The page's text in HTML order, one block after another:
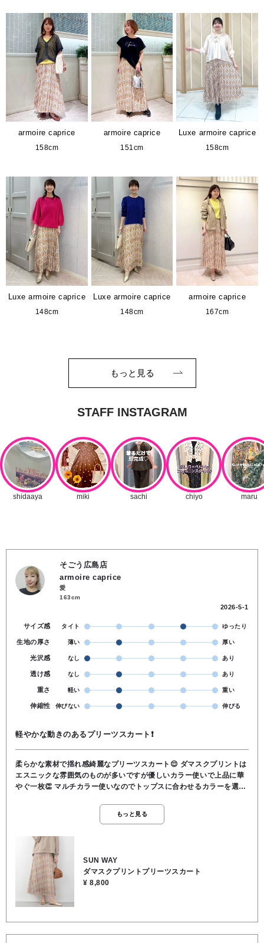
armoire caprice
158cm
armoire caprice
151cm
Luxe armoire caprice
158cm
Luxe armoire caprice
148cm
Luxe armoire caprice
148cm
armoire caprice
167cm
もっと見る
そごう広島店
armoire caprice
愛
163cm
2026-5-1
サイズ感 タイト ゆったり
生地の厚さ 薄い 厚い
光沢感 なし あり
透け感 なし あり
重さ 軽い 重い
伸縮性 伸びない 伸びる
軽やかな動きのあるプリーツスカート❗
柔らかな素材で揺れ感綺麗なプリーツスカート😌 ダマスクプリントは
エスニックな雰囲気のものが多いですが優しいカラー使いで上品に華
やぐ一枚👏 マルチカラー使いなのでトップスに合わせるカラーを選び
レタン5％ ●洗濯 OK ●裏地 あり ●透け感 なし ●伸縮性 な
もっと見る
SUN WAY
ダマスクプリントプリーツスカート
¥ 8,800